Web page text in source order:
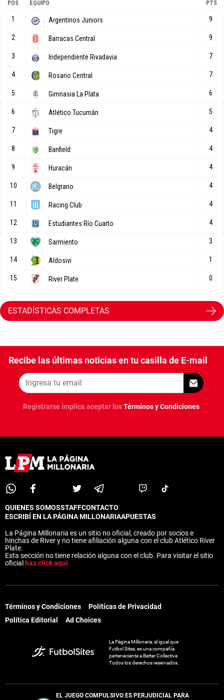
ESTADÍSTICAS COMPLETAS
Recibe las últimas noticias en tu casilla de E-mail
Registrarse implica aceptar losTérminos y Condiciones
QUIENES SOMOSSTAFFCONTACTO
ESCRIBÍ EN LA PÁGINA MILLONARIAAPUESTAS
La Página Millonaria es un sitio no oficial, creado por socios e
hinchas de River y no tiene afiliación alguna con el club Atlético River
Plate.
Esta sección no tiene relación alguna con el club. Para visitar el sitio
oficial haz click aquí
Términos y Condiciones
Políticas de Privacidad
Política Editorial
Ad Choices
La Página Millonaria, al igual que
Futbol Sites, es una compañía
perteneciente a Better Collective.
Todos los derechos reservados.
EL JUEGO COMPULSIVO ES PERJUDICIAL PARA